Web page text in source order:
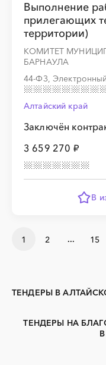
Выполнение
прилегающих
территории)
КОМИТЕТ
БАРНАУЛА
44-ФЗ,
Алтайский край
Заключён
3 659 270 ₽
В
1 2 ... 15
ТЕНДЕРЫ В
Тендеры заводов
ТЕНДЕРЫ НА